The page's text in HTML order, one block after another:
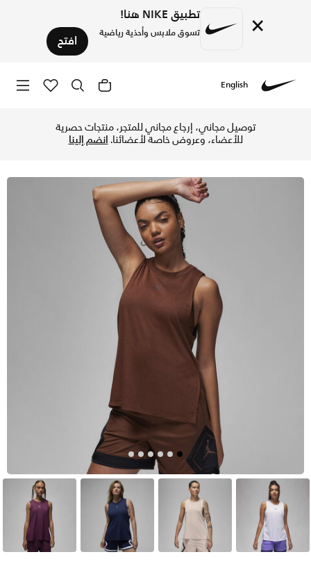
× تطبيق NIKE هنا!
تسوق ملابس وأحذية رياضية افتح
English
توصيل مجاني، إرجاع مجاني للمتجر، منتجات حصرية
للأعضاء، وعروض خاصة لأعضائنا.انضم إلينا
أبيض بيج أزرق بنفسجي